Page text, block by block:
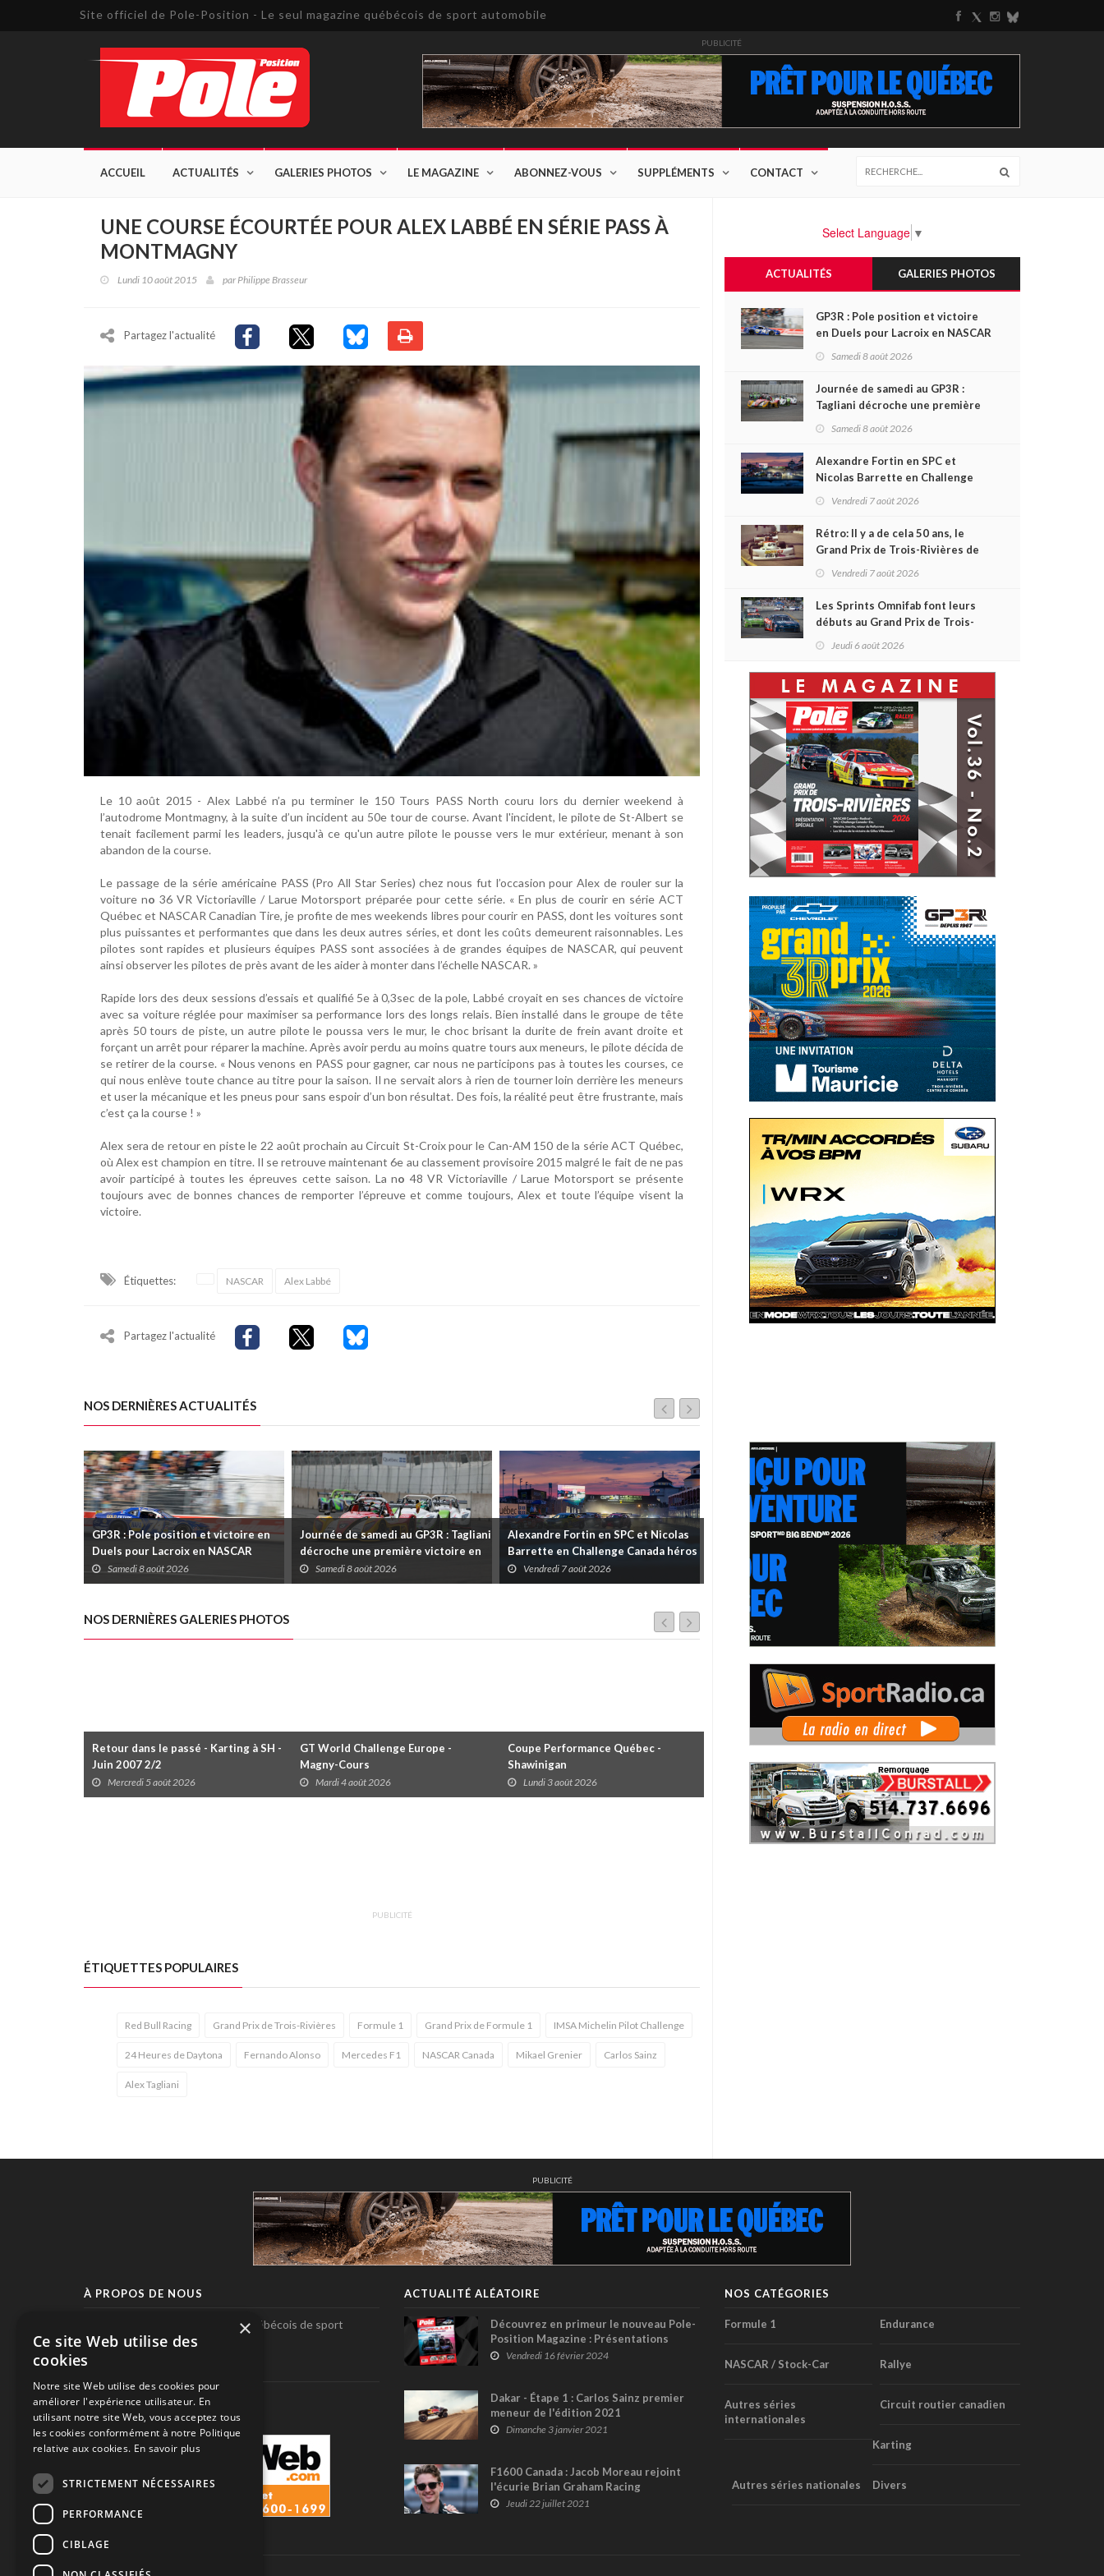
Site officiel de Pole-Position - Le seul magazine québécois de sport automobile
PUBLICITÉ
ACCUEIL ACTUALITÉS GALERIES PHOTOS LE MAGAZINE ABONNEZ-VOUS SUPPLÉMENTS CONTACT
UNE COURSE ÉCOURTÉE POUR ALEX LABBÉ EN SÉRIE PASS À
MONTMAGNY
Lundi 10 août 2015 parPhilippe Brasseur
Partagez l'actualité
Le 10 août 2015 - Alex Labbé n’a pu terminer le 150 Tours PASS North couru lors du dernier weekend à
l’autodrome Montmagny, à la suite d’un incident au 50e tour de course. Avant l'incident, le pilote de St-Albert se
tenait facilement parmi les leaders, jusqu'à ce qu'un autre pilote le pousse vers le mur extérieur, menant à son
abandon de la course.
Le passage de la série américaine PASS (Pro All Star Series) chez nous fut l’occasion pour Alex de rouler sur la
voiture no 36 VR Victoriaville / Larue Motorsport préparée pour cette série. « En plus de courir en série ACT
Québec et NASCAR Canadian Tire, je profite de mes weekends libres pour courir en PASS, dont les voitures sont
plus puissantes et performantes que dans les deux autres séries, et dont les coûts demeurent raisonnables. Les
pilotes sont rapides et plusieurs équipes PASS sont associées à de grandes équipes de NASCAR, qui peuvent
ainsi observer les pilotes de près avant de les aider à monter dans l’échelle NASCAR. »
Rapide lors des deux sessions d’essais et qualifié 5e à 0,3sec de la pole, Labbé croyait en ses chances de victoire
avec sa voiture réglée pour maximiser sa performance lors des longs relais. Bien installé dans le groupe de tête
après 50 tours de piste, un autre pilote le poussa vers le mur, le choc brisant la durite de frein avant droite et
forçant un arrêt pour réparer la machine. Après avoir perdu au moins quatre tours aux meneurs, le pilote décida de
se retirer de la course. « Nous venons en PASS pour gagner, car nous ne participons pas à toutes les courses, ce
qui nous enlève toute chance au titre pour la saison. Il ne servait alors à rien de tourner loin derrière les meneurs
et user la mécanique et les pneus pour sans espoir d’un bon résultat. Des fois, la réalité peut être frustrante, mais
c’est ça la course ! »
Alex sera de retour en piste le 22 août prochain au Circuit St-Croix pour le Can-AM 150 de la série ACT Québec,
où Alex est champion en titre. Il se retrouve maintenant 6e au classement provisoire 2015 malgré le fait de ne pas
avoir participé à toutes les épreuves cette saison. La no 48 VR Victoriaville / Larue Motorsport se présente
toujours avec de bonnes chances de remporter l’épreuve et comme toujours, Alex et toute l’équipe visent la
victoire.
Étiquettes: NASCAR Alex Labbé
Partagez l'actualité
NOS DERNIÈRES ACTUALITÉS
GP3R : Pole position et victoire en
Duels pour Lacroix en NASCAR
Canada; Camirand remporte l'autre
Duels
Samedi 8 août 2026
Journée de samedi au GP3R : Tagliani
décroche une première victoire en
Coupe Radical; des courses très
disputées dans toutes les séries
Samedi 8 août 2026
Alexandre Fortin en SPC et Nicolas
Barrette en Challenge Canada héros
des premières courses du week-end
au GP3R
Vendredi 7 août 2026
Rétro: Il y a de cela 50 ans, le Grand
Prix de Trois-Rivières de 1976
Vendredi 7 août 2026
Les Sprints Omnifab font leurs
débuts au Grand Prix de Trois-
Rivières avec un format inspiré de
Daytona
Jeudi 6 août 2026
NOS DERNIÈRES GALERIES PHOTOS
Retour dans le passé - Karting à SH -
Juin 2007 2/2
Mercredi 5 août 2026
GT World Challenge Europe -
Magny-Cours
Mardi 4 août 2026
Coupe Performance Québec -
Shawinigan
Lundi 3 août 2026
WRC Rallye de Finlande 2026 -
Étapes dimanche et podium
Dimanche 2 août 2026
WRC Rallye de Finlande 2026 -
Étapes samedi
Samedi 1er août 2026
PUBLICITÉ
ÉTIQUETTES POPULAIRES
Red Bull Racing Grand Prix de Trois-Rivières Formule 1 Grand Prix de Formule 1 IMSA Michelin Pilot Challenge
24 Heures de Daytona Fernando Alonso Mercedes F1 NASCAR Canada Mikael Grenier Carlos Sainz
Alex Tagliani
Select Language ▼
ACTUALITÉS GALERIES PHOTOS
GP3R : Pole position et victoire
en Duels pour Lacroix en NASCAR
Canada; Camirand remporte
Samedi 8 août 2026
Journée de samedi au GP3R :
Tagliani décroche une première
victoire en Coupe Radical; des
toutes les séries
Samedi 8 août 2026
Alexandre Fortin en SPC et
Nicolas Barrette en Challenge
Canada héros des premières
Vendredi 7 août 2026
Rétro: Il y a de cela 50 ans, le
Grand Prix de Trois-Rivières de
1976
Vendredi 7 août 2026
Les Sprints Omnifab font leurs
débuts au Grand Prix de Trois-
Rivières avec un format inspiré
Jeudi 6 août 2026
PUBLICITÉ
À PROPOS DE NOUS
Pole-Position, le seul magazine québécois de sport
automobile.
SUIVEZ-NOUS
ACTUALITÉ ALÉATOIRE
Découvrez en primeur le nouveau Pole-
Position Magazine : Présentations
spéciales F1 et NASCAR 2024, des
Vendredi 16 février 2024
Dakar - Étape 1 : Carlos Sainz premier
meneur de l'édition 2021
Dimanche 3 janvier 2021
F1600 Canada : Jacob Moreau rejoint
l'écurie Brian Graham Racing
Jeudi 22 juillet 2021
NOS CATÉGORIES
Formule 1 Endurance
NASCAR / Stock-Car Rallye
Autres séries
internationales
Circuit routier canadien
Karting
Autres séries nationales Divers
×
Ce site Web utilise des
cookies
Notre site Web utilise des cookies pour
améliorer l'expérience utilisateur. En
utilisant notre site Web, vous acceptez tous
les cookies conformément à notre Politique
relative aux cookies. En savoir plus
STRICTEMENT NÉCESSAIRES
PERFORMANCE
CIBLAGE